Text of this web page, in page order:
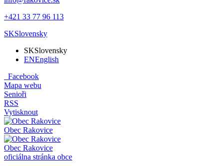
+421 33 77 96 113
SKSlovensky
SKSlovensky
ENEnglish
Facebook
Mapa webu
Senioři
RSS
Vytisknout
Obec Rakovice
Obec Rakovice
oficiálna stránka obce